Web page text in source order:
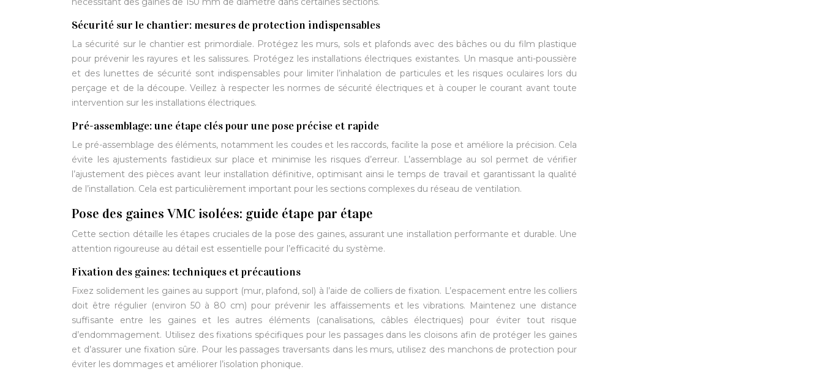
Sécurité sur le chantier: mesures de protection indispensables
La sécurité sur le chantier est primordiale. Protégez les murs, sols et plafonds avec des bâches ou du film plastique
pour prévenir les rayures et les salissures. Protégez les installations électriques existantes. Un masque anti-poussière
et des lunettes de sécurité sont indispensables pour limiter l’inhalation de particules et les risques oculaires lors du
perçage et de la découpe. Veillez à respecter les normes de sécurité électriques et à couper le courant avant toute
intervention sur les installations électriques.
Pré-assemblage: une étape clés pour une pose précise et rapide
Le pré-assemblage des éléments, notamment les coudes et les raccords, facilite la pose et améliore la précision. Cela
évite les ajustements fastidieux sur place et minimise les risques d’erreur. L’assemblage au sol permet de vérifier
l’ajustement des pièces avant leur installation définitive, optimisant ainsi le temps de travail et garantissant la qualité
de l’installation. Cela est particulièrement important pour les sections complexes du réseau de ventilation.
Pose des gaines VMC isolées: guide étape par étape
Cette section détaille les étapes cruciales de la pose des gaines, assurant une installation performante et durable. Une
attention rigoureuse au détail est essentielle pour l’efficacité du système.
Fixation des gaines: techniques et précautions
Fixez solidement les gaines au support (mur, plafond, sol) à l’aide de colliers de fixation. L’espacement entre les colliers
doit être régulier (environ 50 à 80 cm) pour prévenir les affaissements et les vibrations. Maintenez une distance
suffisante entre les gaines et les autres éléments (canalisations, câbles électriques) pour éviter tout risque
d’endommagement. Utilisez des fixations spécifiques pour les passages dans les cloisons afin de protéger les gaines
et d’assurer une fixation sûre. Pour les passages traversants dans les murs, utilisez des manchons de protection pour
éviter les dommages et améliorer l’isolation phonique.